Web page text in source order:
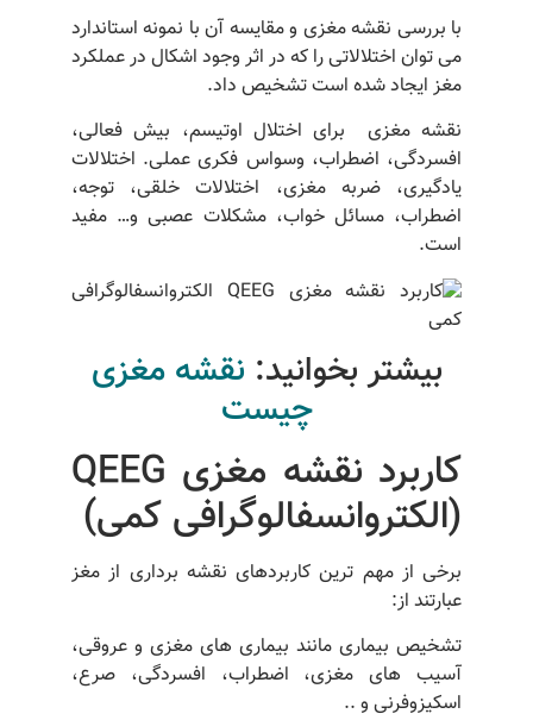
با بررسی نقشه مغزی و مقایسه آن با نمونه استاندارد
می توان اختلالاتی را که در اثر وجود اشکال در عملکرد
مغز ایجاد شده است تشخیص داد.
نقشه مغزی برای اختلال اوتیسم، بیش فعالی،
افسردگی، اضطراب، وسواس فکری عملی. اختلالات
یادگیری، ضربه مغزی، اختلالات خلقی، توجه،
اضطراب، مسائل خواب، مشکلات عصبی و… مفید
است.
بیشتر بخوانید:نقشه مغزی
چیست
کاربرد نقشه مغزی QEEG
(الکتروانسفالوگرافی کمی)
برخی از مهم ترین کاربردهای نقشه برداری از مغز
عبارتند از:
تشخیص بیماری مانند بیماری های مغزی و عروقی،
آسیب های مغزی، اضطراب، افسردگی، صرع،
اسکیزوفرنی و ..